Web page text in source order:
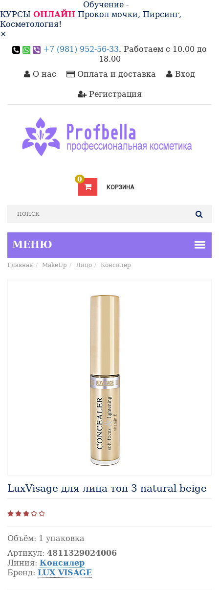
Обучение -
КУРСЫ ОНЛАЙН Прокол мочки, Пирсинг,
Косметология!
×
+7 (981) 952-56-33. Работаем с 10.00 до
18.00
О нас
Оплата и доставка Вход
Регистрация
КОРЗИНА
0
Главная MakeUp Лицо Консилер
LuxVisage для лица тон 3 natural beige
Объём: 1 упаковка
Артикул: 4811329024006
Линия: Консилер
Бренд: LUX VISAGE